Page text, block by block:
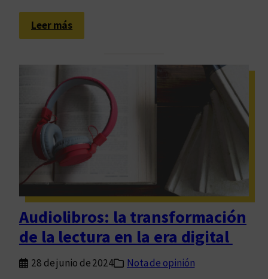
Leer más:
L
d
n
t
a
s
d
Audiolibros: la transformación
de la lectura en la era digital
28 de junio de 2024
Nota de opinión